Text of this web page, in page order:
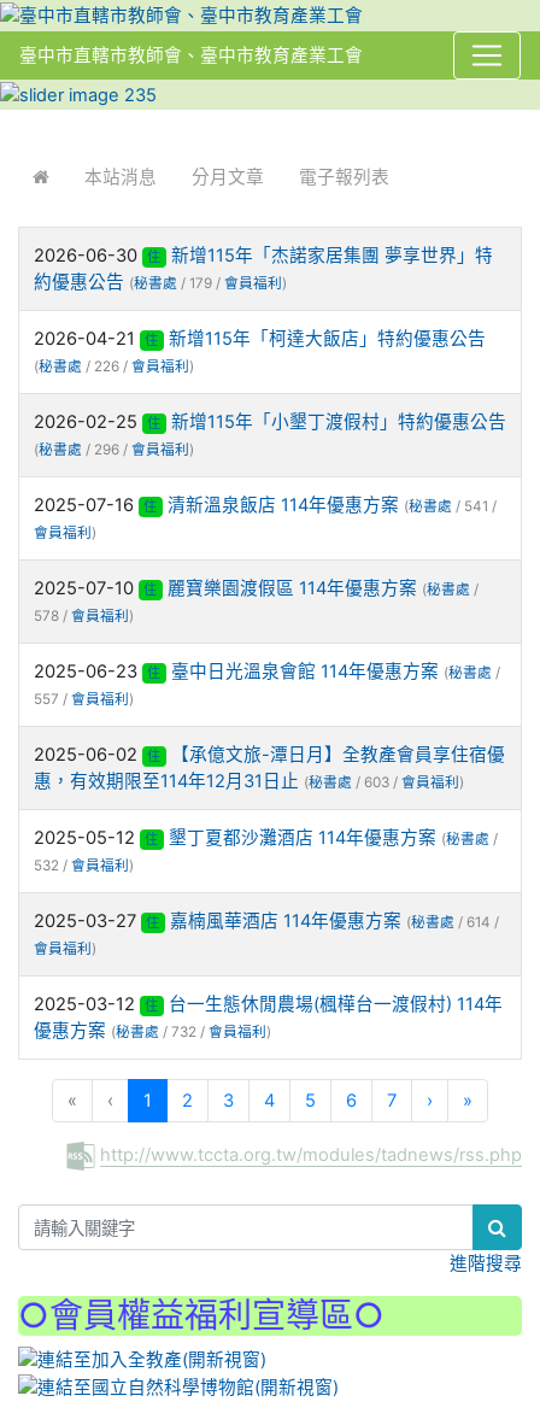
臺中市直轄市教師會、臺中市教育產業工會
本站消息 分月文章 電子報列表
2026-06-30 住
新增115年「杰諾家居集團 夢享世界」特
約優惠公告 (秘書處 / 179 / 會員福利 )
2026-04-21 住 新增115年「柯達大飯店」特約優惠公告
(秘書處 / 226 / 會員福利 )
2026-02-25 住 新增115年「小墾丁渡假村」特約優惠公告
(秘書處 / 296 / 會員福利 )
2025-07-16 住 清新溫泉飯店 114年優惠方案 (秘書處 / 541 /
會員福利 )
2025-07-10 住 麗寶樂園渡假區 114年優惠方案 (秘書處 /
578 / 會員福利 )
2025-06-23 住 臺中日光溫泉會館 114年優惠方案 (秘書處 /
557 / 會員福利 )
2025-06-02 住
【承億文旅-潭日月】全教產會員享住宿優
惠，有效期限至114年12月31日止 (秘書處 / 603 / 會員福利 )
2025-05-12 住 墾丁夏都沙灘酒店 114年優惠方案 (秘書處 /
532 / 會員福利 )
2025-03-27 住 嘉楠風華酒店 114年優惠方案 (秘書處 / 614 /
會員福利 )
2025-03-12 住
台一生態休閒農場(楓樺台一渡假村) 114年
優惠方案 (秘書處 / 732 / 會員福利 )
« ‹ 1 (current)
2 3 4 5 6 7 › »
http://www.tccta.org.tw/modules/tadnews/rss.php
進階搜尋
○會員權益福利宣導區○